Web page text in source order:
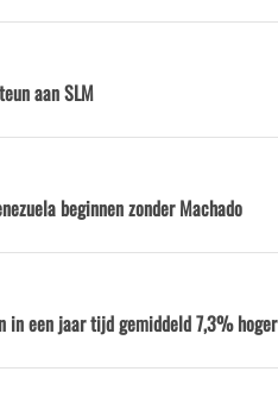
aan SLM
beginnen zonder Machado
in een jaar tijd gemiddeld 7,3% hoger